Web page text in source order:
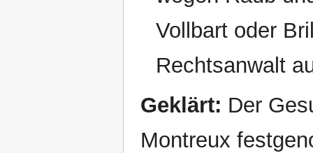
Vollbart oder
Rechtsanwalt
Geklärt: Der
Montreux